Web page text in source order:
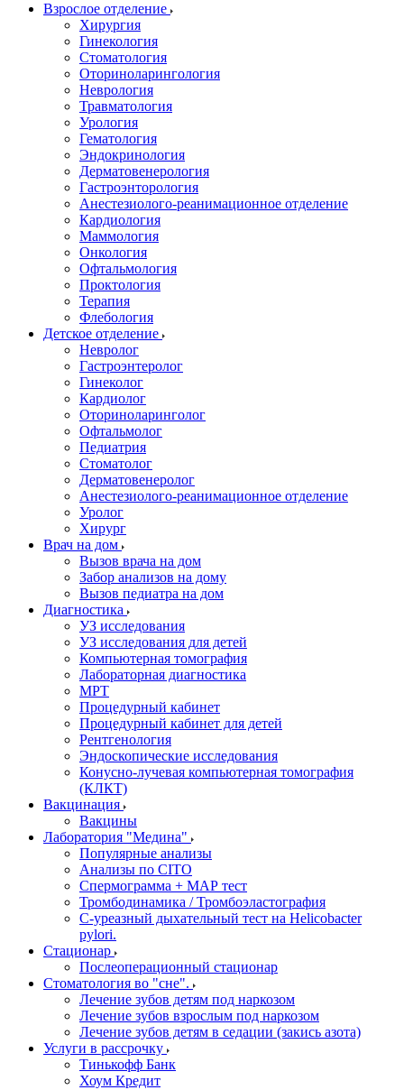
Взрослое отделение
Хирургия
Гинекология
Стоматология
Оториноларингология
Неврология
Травматология
Урология
Гематология
Эндокринология
Дерматовенерология
Гастроэнторология
Анестезиолого-реанимационное отделение
Кардиология
Маммология
Онкология
Офтальмология
Проктология
Терапия
Флебология
Детское отделение
Невролог
Гастроэнтеролог
Гинеколог
Кардиолог
Оториноларинголог
Офтальмолог
Педиатрия
Стоматолог
Дерматовенеролог
Анестезиолого-реанимационное отделение
Уролог
Хирург
Врач на дом
Вызов врача на дом
Забор анализов на дому
Вызов педиатра на дом
Диагностика
УЗ исследования
УЗ исследования для детей
Компьютерная томография
Лабораторная диагностика
МРТ
Процедурный кабинет
Процедурный кабинет для детей
Рентгенология
Эндоскопические исследования
Конусно-лучевая компьютерная томография
(КЛКТ)
Вакцинация
Вакцины
Лаборатория "Медина"
Популярные анализы
Анализы по CITO
Спермограмма + МАР тест
Тромбодинамика / Тромбоэластография
С-уреазный дыхательный тест на Helicobacter
pylori.
Стационар
Послеоперационный стационар
Стоматология во "сне".
Лечение зубов детям под наркозом
Лечение зубов взрослым под наркозом
Лечение зубов детям в седации (закись азота)
Услуги в рассрочку
Тинькофф Банк
Хоум Кредит